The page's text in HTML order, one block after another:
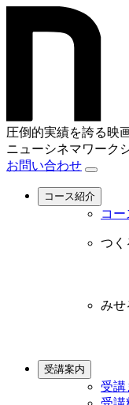
圧倒的実績を誇る映
ニューシネマワーク
お問い合わせ
コース紹介
コ
つく
みせ
受講案内
受講